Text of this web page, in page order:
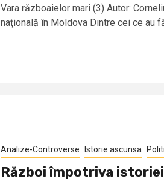
Vara războaielor mari (3) Autor:
naţională în Moldova Dintre cei ce au
Analize-Controverse Istorie ascunsa
Război împotriva